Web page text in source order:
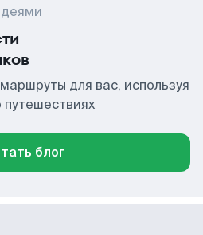
для вас, используя
путешествиях
блог